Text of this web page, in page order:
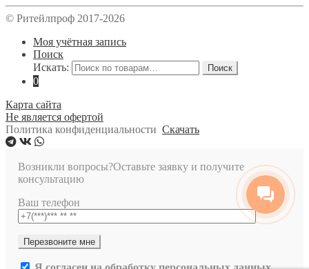
© Ритейлпроф 2017-2026
Моя учётная запись
Поиск
Искать:
Поиск
0
Карта сайта
Не является офертой
Политика конфиденциальности Скачать
Возникли вопросы?Оставьте заявку и получите
консультацию
Ваш телефон